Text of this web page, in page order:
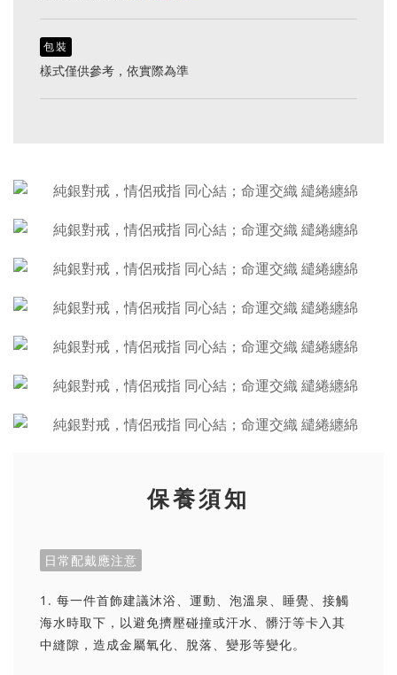
包裝
樣式僅供參考，依實際為準
保養須知
日常配戴應注意
1. 每一件首飾建議沐浴、運動、泡溫泉、睡覺、接觸
海水時取下，以避免擠壓碰撞或汗水、髒汙等卡入其
中縫隙，造成金屬氧化、脫落、變形等變化。